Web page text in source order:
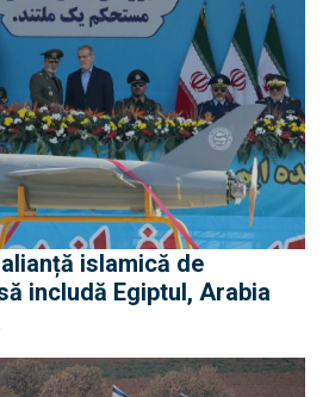
islamică de
includă Egiptul, Arabia